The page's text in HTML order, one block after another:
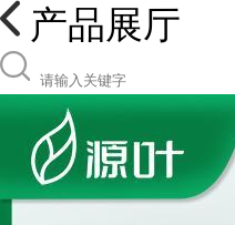
产品展厅